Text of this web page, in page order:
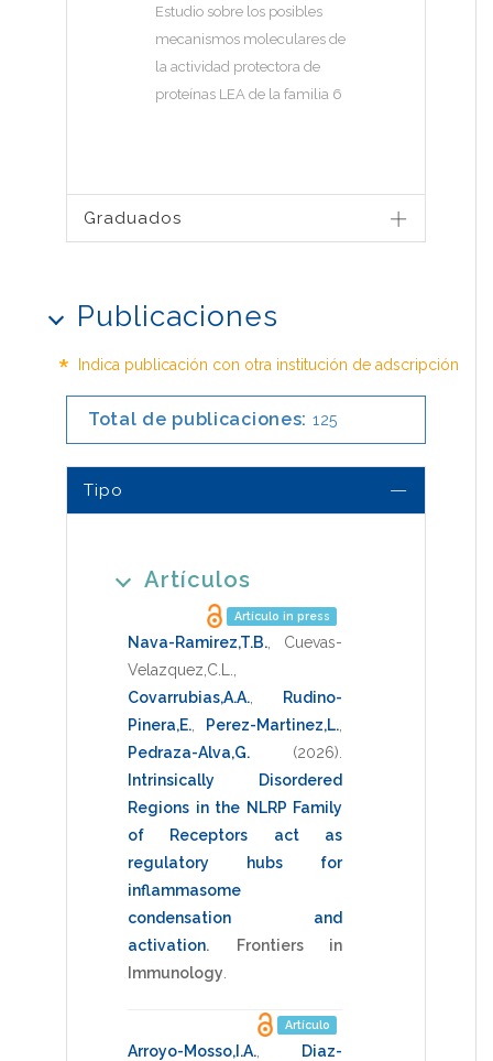
Estudio sobre los posibles
mecanismos moleculares de
la actividad protectora de
proteínas LEA de la familia 6
Graduados
Publicaciones
* Indica publicación con otra institución de adscripción
Total de publicaciones: 125
Tipo
Artículos
Artículo in press
Nava-Ramirez,T.B.
Cuevas-
Velazquez,C.L.
Covarrubias,A.A.
Rudino-
Pinera,E.
Perez-Martinez,L.
Pedraza-Alva,G.
(2026)
Intrinsically Disordered
Regions in the NLRP Family
of Receptors act as
regulatory hubs for
inflammasome
condensation and
activation.
Frontiers in
Immunology
Artículo
Arroyo-Mosso,I.A.
Diaz-